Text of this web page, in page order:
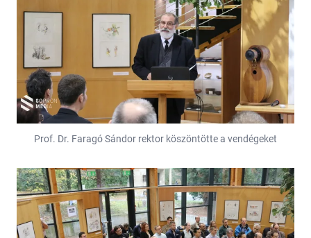
Prof. Dr. Faragó Sándor rektor köszöntötte a vendégeket